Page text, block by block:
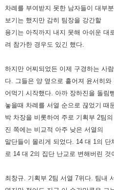
차례를 부여받지 못한 남자들이 대부
보기는 했지만 감히 팀장을 강간할
용기는 아직 까지 내지 못해 아쉬운 대
려 참가한 경우도 있긴 했다.
하지만 어찌되었든 이제 구경하는 사
다. 그들은 양 옆으로 흩어져 윤서히와
어먹기 시작했다. 아까 장하진을 돌림
놓을때 차례를 서열 순으로 끊었기 때
박 차장을 비롯하여 주로 기획부 2팀
진 쪽에는 비교적 아주 낮은 서열의
말단들이 몰리게 되었다. 14 대 1의 단
로 14 대 2의 집단 난교로 변해버린 것
최창규. 기획부 2팀 서열 7위다. 팀내